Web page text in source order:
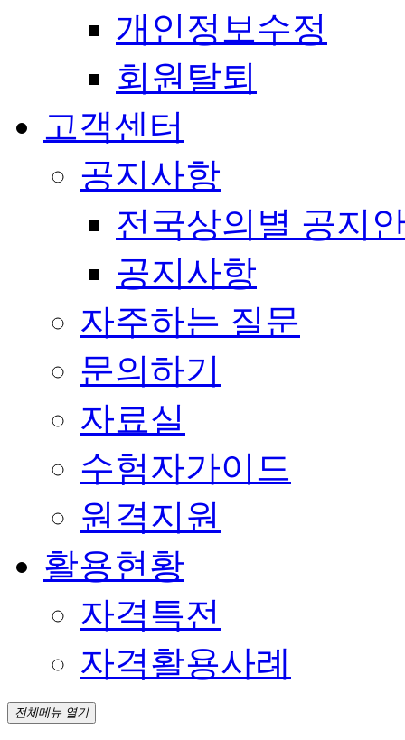
개인정보수정
회원탈퇴
고객센터
공지사항
전국상의별 공지
공지사항
자주하는 질문
문의하기
자료실
수험자가이드
원격지원
활용현황
자격특전
자격활용사례
전체메뉴 열기